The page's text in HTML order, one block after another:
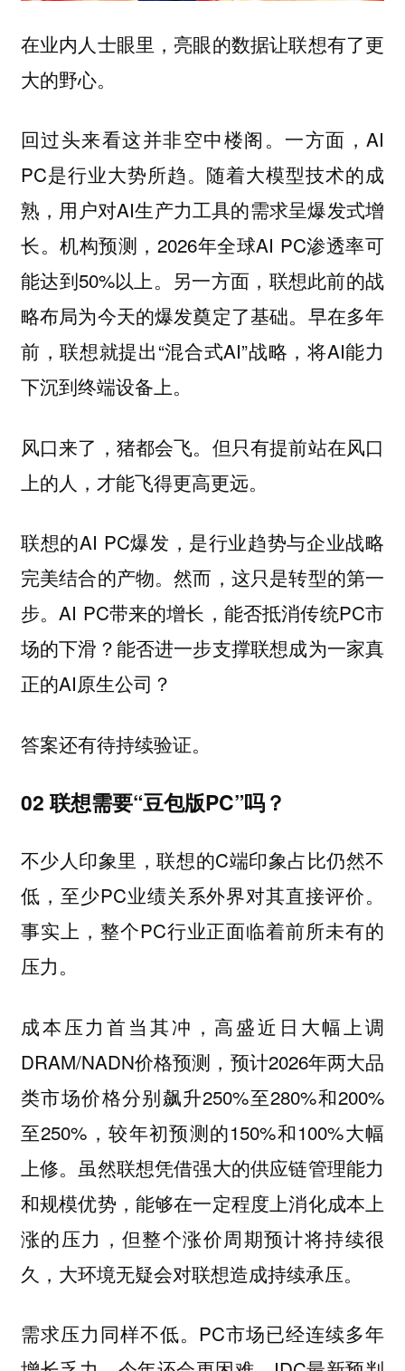
在业内人士眼里，亮眼的数据让联想有了更
大的野心。
回过头来看这并非空中楼阁。一方面，AI
PC是行业大势所趋。随着大模型技术的成
熟，用户对AI生产力工具的需求呈爆发式增
长。机构预测，2026年全球AI PC渗透率可
能达到50%以上。另一方面，联想此前的战
略布局为今天的爆发奠定了基础。早在多年
前，联想就提出“混合式AI”战略，将AI能力
下沉到终端设备上。
风口来了，猪都会飞。但只有提前站在风口
上的人，才能飞得更高更远。
联想的AI PC爆发，是行业趋势与企业战略
完美结合的产物。然而，这只是转型的第一
步。AI PC带来的增长，能否抵消传统PC市
场的下滑？能否进一步支撑联想成为一家真
正的AI原生公司？
答案还有待持续验证。
02 联想需要“豆包版PC”吗？
不少人印象里，联想的C端印象占比仍然不
低，至少PC业绩关系外界对其直接评价。
事实上，整个PC行业正面临着前所未有的
压力。
成本压力首当其冲，高盛近日大幅上调
DRAM/NADN价格预测，预计2026年两大品
类市场价格分别飙升250%至280%和200%
至250%，较年初预测的150%和100%大幅
上修。虽然联想凭借强大的供应链管理能力
和规模优势，能够在一定程度上消化成本上
涨的压力，但整个涨价周期预计将持续很
久，大环境无疑会对联想造成持续承压。
需求压力同样不低。PC市场已经连续多年